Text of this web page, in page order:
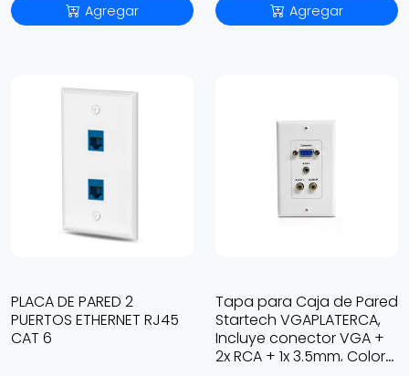
Agregar Agregar
PLACA DE PARED 2
PUERTOS ETHERNET RJ45
CAT 6
Tapa para Caja de Pared
Startech VGAPLATERCA,
Incluye conector VGA +
2x RCA + 1x 3.5mm, Color